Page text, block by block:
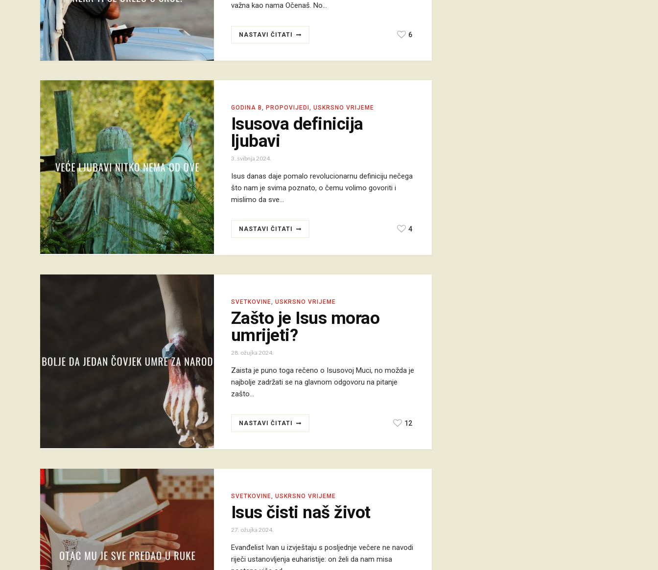
važna kao nama Očenaš. No…
NASTAVI ČITATI 6
GODINA B, PROPOVIJEDI , USKRSNO VRIJEME
Isusova definicija
ljubavi
3. svibnja 2024.
Isus danas daje pomalo revolucionarnu definiciju nečega
što nam je svima poznato, o čemu volimo govoriti i
mislimo da sve…
NASTAVI ČITATI 4
SVETKOVINE, USKRSNO VRIJEME
Zašto je Isus morao
umrijeti?
28. ožujka 2024.
Zaista je puno toga rečeno o Isusovoj Muci, no možda je
najbolje zadržati se na glavnom odgovoru na pitanje
zašto…
NASTAVI ČITATI 12
SVETKOVINE, USKRSNO VRIJEME
Isus čisti naš život
27. ožujka 2024.
Evanđelist Ivan u izvještaju s posljednje večere ne navodi
riječi ustanovljenja euharistije: on želi da nam misa